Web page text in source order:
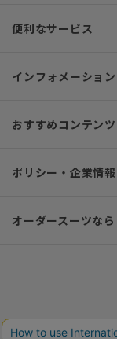
便利なサービス
インフォメーション
おすすめコンテンツ
ポリシー・企業情報
オーダースーツな